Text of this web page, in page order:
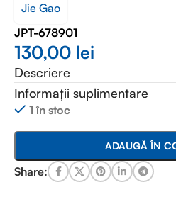
Jie Gao
JPT-678901
130,00 lei
Descriere
Informații suplimentare
1 în stoc
ADAUGĂ ÎN
Share: